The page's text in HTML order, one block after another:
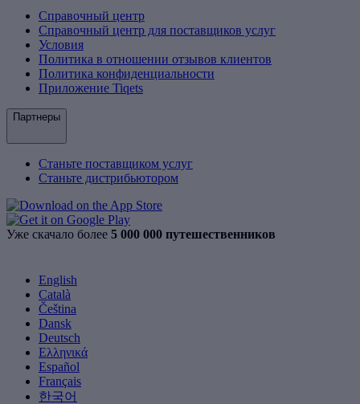
Справочный центр
Справочный центр для поставщиков услуг
Условия
Политика в отношении отзывов клиентов
Политика конфиденциальности
Приложение Tiqets
Партнеры
Станьте поставщиком услуг
Станьте дистрибьютором
Уже скачало более 5 000 000 путешественников
English
Català
Čeština
Dansk
Deutsch
Ελληνικά
Español
Français
한국어